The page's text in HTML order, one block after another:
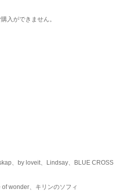
入ができません。
、by loveit、Lindsay、BLUE CROSS
wonder、キリンのソフィ